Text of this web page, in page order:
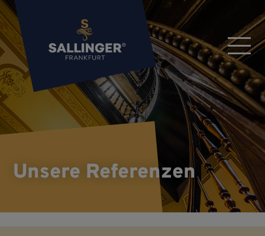
Unsere Referenzen